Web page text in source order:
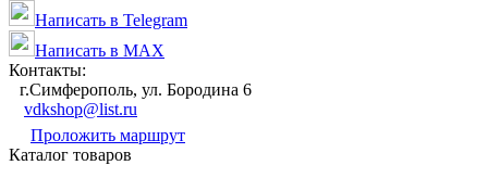
Написать в Telegram
Написать в MAX
Контакты:
г.Симферополь, ул. Бородина 6
vdkshop@list.ru
Проложить маршрут
Каталог товаров